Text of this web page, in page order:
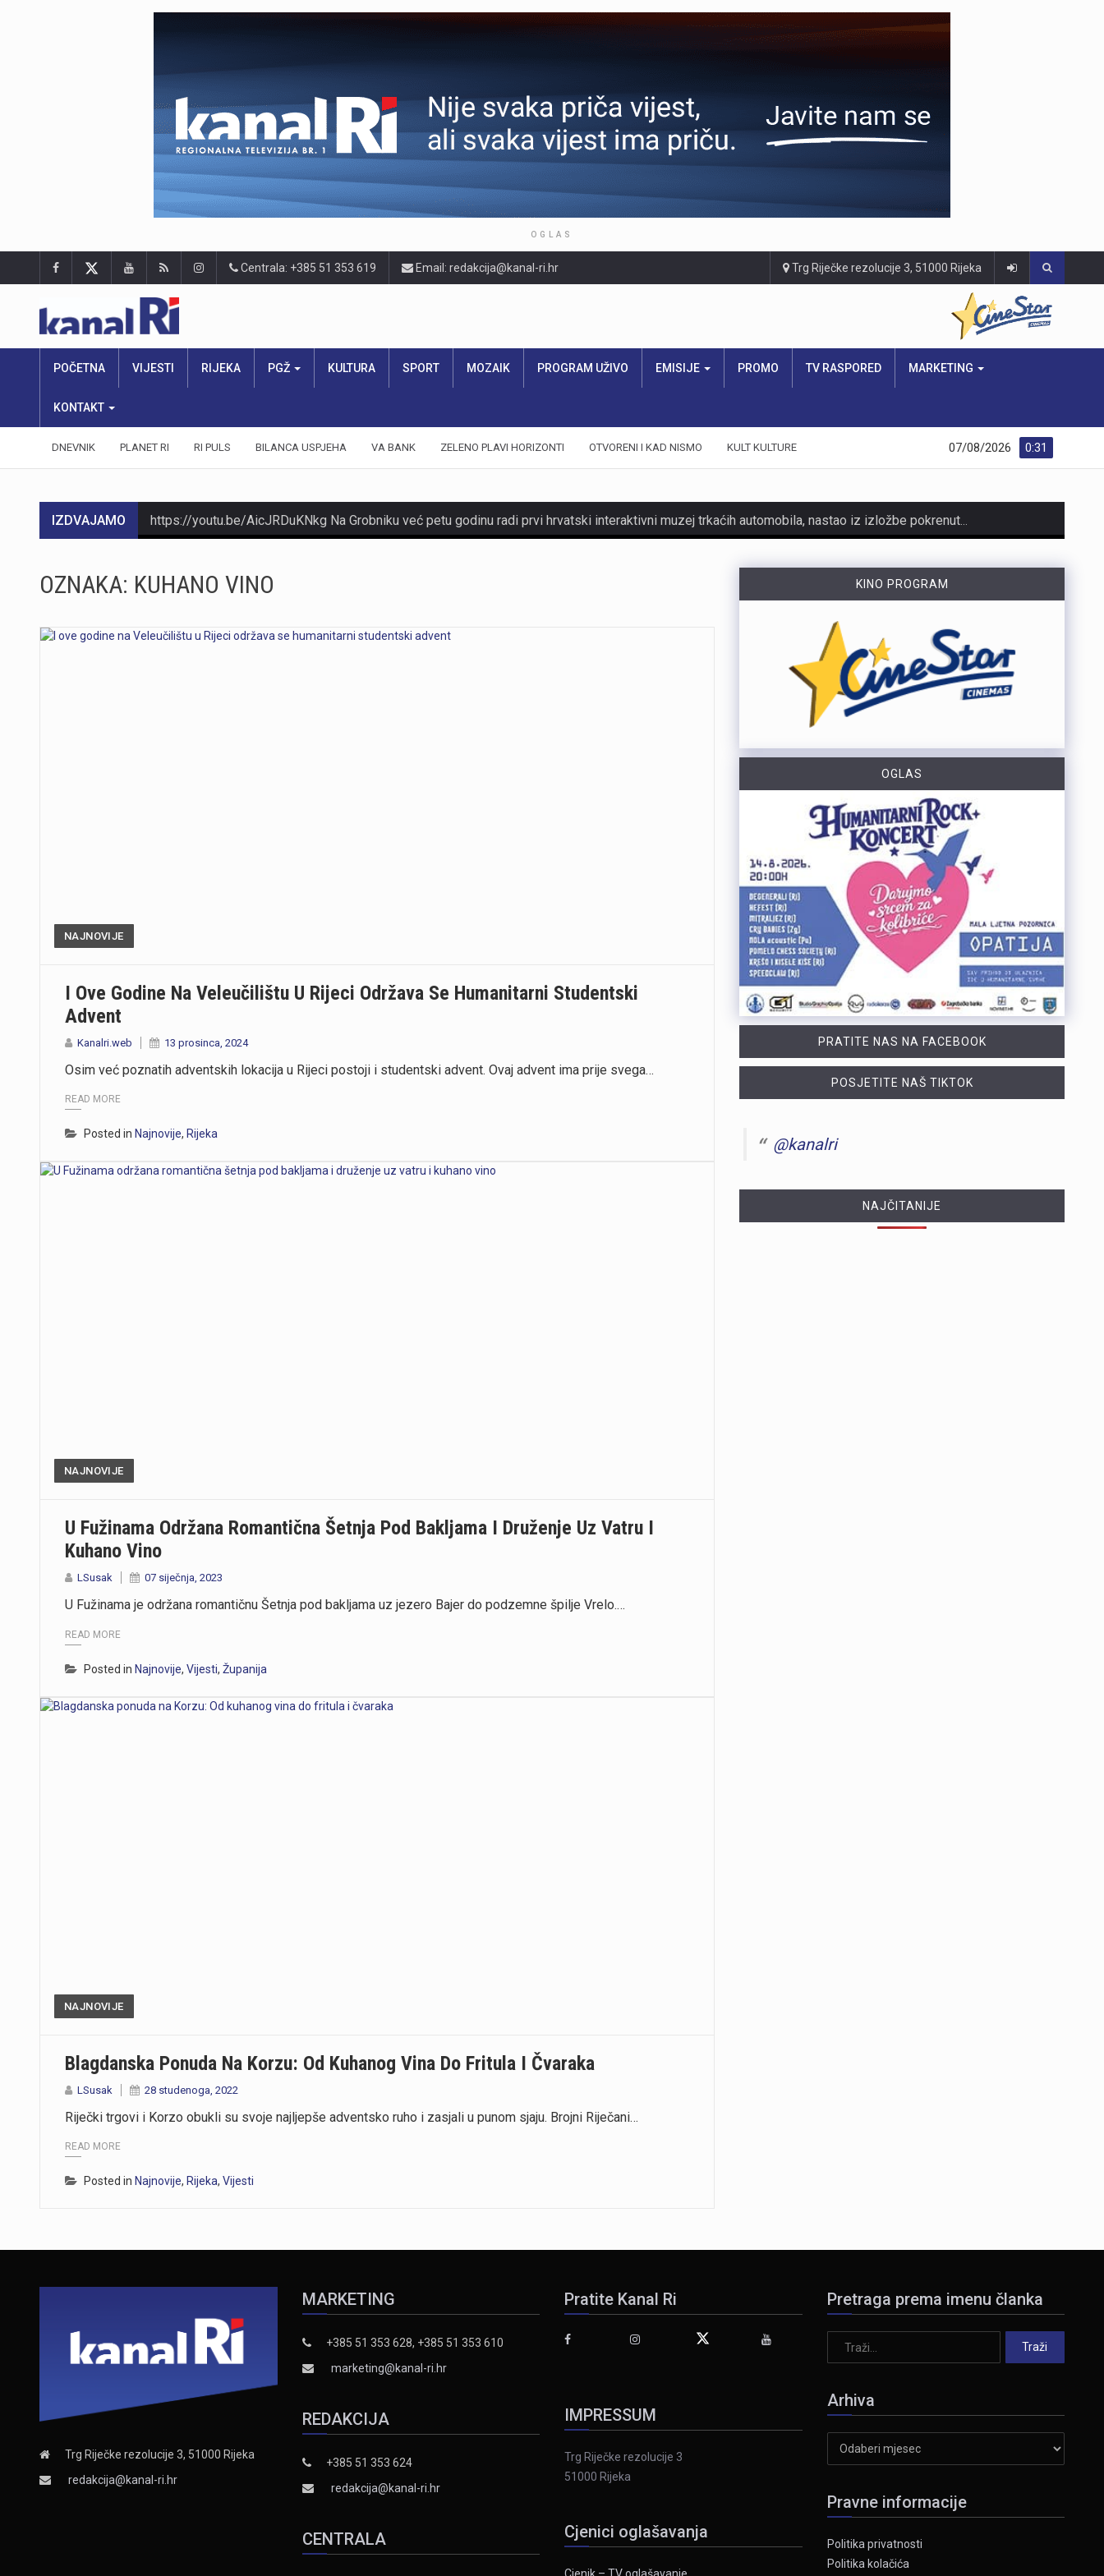
OGLAS
Centrala: +385 51 353 619 Email: redakcija@kanal-ri.hr Trg Riječke rezolucije 3, 51000 Rijeka
POČETNA VIJESTI RIJEKA PGŽ KULTURA SPORT MOZAIK PROGRAM UŽIVO EMISIJE PROMO TV RASPORED MARKETING
KONTAKT
DNEVNIK PLANET RI RI PULS BILANCA USPJEHA VA BANK ZELENO PLAVI HORIZONTI OTVORENI I KAD NISMO KULT KULTURE 0:31
07/08/2026
IZDVAJAMO
https://youtu.be/Ms7A82drFtA
https://youtu.be/mldUU0Knk1Y U prometnoj nesreći u Rijeci teško je ozlijeđena 75-godišnja pješakinja, dok je 80-godišnji pješak prošao s lakšim ozljedama. Na njih je na pješačkom prijelazu naletio autobus kojim je upravljao 54-godišnji vozač. Nesreća se dogodila u utorak, 4. kolovoza, oko 18 sati na raskrižju Ulice Ivana Zajca i Ribarske ulice.
https://youtu.be/TrD_YDDOMIw Nogometaši Rijeke večeras u 20 sati i 45 minuta na stadionu Rujevica igraju utakmicu trećeg kola kvalifikacija za Konferencijsku ligu protiv finskog Ilvesa. Trener Matjaž Kek i igrač Branko Pavić naglašavaju kako u Europi nema mjesta za prosječnost te da ih očekuje teška utakmica protiv suparnika koji se dobro brani i kvalitetno izlazi u tranziciju. Cilj Rijeke je ostvariti što veću rezultatsku razliku u susretu koji traje najmanje 180 minuta. Više u videoprilogu:
Turistička zajednica Kvarnera pokrenula je novi video serijal pod nazivom Nona Chef. Projekt se temelji na receptima koji se prenose generacijama. Nastali su od lokalnih namirnica iz mora, s otoka, iz gorja i vrtova. Cilj projekta je očuvanje kvarnerske gastronomske baštine. Recepti trebaju ostati dio svakodnevice novih generacija. Serijal upoznaje gledatelje s autentičnim kvarnerskim nonama. Prikazuje njihove obiteljske recepte i priče. Uz recepte, video susreti donose mirise domaće kuhinje. Važan dio serijala čine i lokalni dijalekti. Epizode donose izvorne izraze, sjećanja i životne priče. Svaka nova epizoda predstavlja novi recept i novo lice Kvarnera. Godina Europske regije gastronomije bila je povod za projekt. "Nadamo se da će naše none – i poneki nono - mnogima biti najljepši poziv da posjete Kvarner i upoznaju ga kroz njegove okuse", izjavila je Marijana Kalčić. Direktorica TZ Kvarnera ističe važnost ove priče. Projekt dočarava običaje i način života regije. Najave na društvenim mrežama već imaju pozitivne komentare. Publika time pokazuje da cijeni autentične priče.Serijal se može pratiti na digitalnim kanalima TZ Kvarnera. Prvi video i najava dostupni su na Instagram profilu. Poveznice na najavu serijala Nona Chef i na prvi video: https://www.instagram.com/p/DbsDD-KsUCJ/
U razdoblju od 1. do 5. kolovoza na području Policijske uprave primorsko-goranske zabilježeno je devet provalnih krađa u domove, od kojih su tri ostale u pokušaju. Kaznena djela počinjena su u centru Rijeke, na Trsatu, na području općine Čavle te na otocima Rabu i Krku. Nepoznati počinitelji su iz stambenih objekata otuđili novac, nakit i satove. Ukupna materijalna šteta procjenjuje se na više desetaka tisuća eura. Policijski službenici intenzivno tragaju za počiniteljima i otuđenim predmetima, a građanima donosimo službene savjete za zaštitu domova. Mehanička i tehnička zaštita Kvalitetna stolarija i brave: Ugradite protuprovalna vrata s kvalitetnim cilindrom i višestrukim zaključavanjem. Postavite dodatne zasune na prozore i balkonska vrata. Rasvjeta na senzor: Postavite senzorsku vanjsku rasvjetu ispred ulaza, u dvorištu i na balkonima jer provalnici izbjegavaju osvijetljena mjesta. Alarm i videonadzor: Vidljivo postavljene kamere i naljepnice upozorenja o alarmu djeluju kao snažan odvraćajući faktor. Svakodnevne navike Uvijek zaključavajte vrata: Zaključajte ulazna vrata i zatvorite prozore čak i kada odlazite na samo nekoliko minuta. Bez skrivenih ključeva: Nikada ne ostavljajte ključeve ispod otirača, u teglama za cvijeće ili iznad vrata. Provjera identiteta: Ne otvarajte vrata nepoznatim osobama dok ne utvrdite tko su Savjeti za dulja izbivanja i putovanja Stvorite privid prisutnosti: Zamolite…
OZNAKA: KUHANO VINO
NAJNOVIJE
I Ove Godine Na Veleučilištu U Rijeci Održava Se Humanitarni Studentski
Advent
Kanalri.web 13 prosinca, 2024
Osim već poznatih adventskih lokacija u Rijeci postoji i studentski advent. Ovaj advent ima prije svega…
READ MORE
Posted in Najnovije, Rijeka
NAJNOVIJE
U Fužinama Održana Romantična Šetnja Pod Bakljama I Druženje Uz Vatru I
Kuhano Vino
LSusak 07 siječnja, 2023
U Fužinama je održana romantičnu Šetnja pod bakljama uz jezero Bajer do podzemne špilje Vrelo.…
READ MORE
Posted in Najnovije, Vijesti, Županija
NAJNOVIJE
Blagdanska Ponuda Na Korzu: Od Kuhanog Vina Do Fritula I Čvaraka
LSusak 28 studenoga, 2022
Riječki trgovi i Korzo obukli su svoje najljepše adventsko ruho i zasjali u punom sjaju. Brojni Riječani…
READ MORE
Posted in Najnovije, Rijeka, Vijesti
KINO PROGRAM
OGLAS
PRATITE NAS NA FACEBOOK
POSJETITE NAŠ TIKTOK
@kanalri
NAJČITANIJE
Trg Riječke rezolucije 3, 51000 Rijeka
redakcija@kanal-ri.hr
MARKETING
+385 51 353 628, +385 51 353 610
marketing@kanal-ri.hr
REDAKCIJA
+385 51 353 624
redakcija@kanal-ri.hr
CENTRALA
Pratite Kanal Ri
IMPRESSUM
Trg Riječke rezolucije 3
51000 Rijeka
Cjenici oglašavanja
Pretraga prema imenu članka
Arhiva
Pravne informacije
Politika privatnosti
Politika kolačića